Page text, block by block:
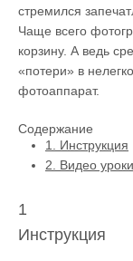
стремился
Чаще всего
корзину. А ведь
«потери» в
фотоаппарат.
Содержание
1. Инструкция
2. Видео уроки
1
Инструкция